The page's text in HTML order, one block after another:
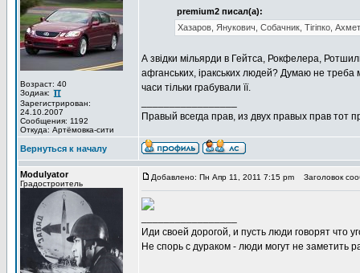
Возраст: 40
Зодиак:
Зарегистрирован:
24.10.2007
Сообщения: 1192
Откуда: Артёмовка-сити
premium2 писал(а):
Хазаров, Янукович, Собачник, Тігіпко,
А звідки мільярди в Гейтса, Рокфелера,
афганських, іракських людей? Думаю не треба
часи тільки грабували її.
Правый всегда прав, из двух правых прав тот
Вернуться к началу
Modulyator
Градостроитель
Добавлено: Пн Апр 11, 2011 7:15 pm Заголовок
Иди своей дорогой, и пусть люди говорят что
Не спорь с дураком - люди могут не